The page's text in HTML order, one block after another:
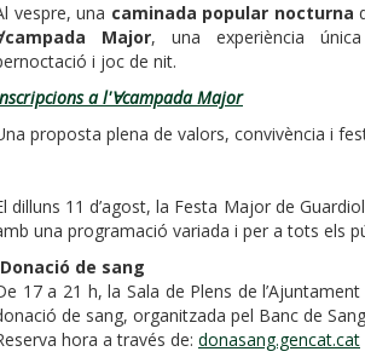
vespre, una caminada popular nocturna
Major, una experiència
i joc de nit.
a l'Ɐcampada Major
proposta plena de valors, convivència i
dilluns 11 d’agost, la Festa Major de
una programació variada i per a tots els
Donació de sang
17 a 21 h, la Sala de Plens de
de sang, organitzada pel Banc de
hora a través de: donasang.gencat.cat